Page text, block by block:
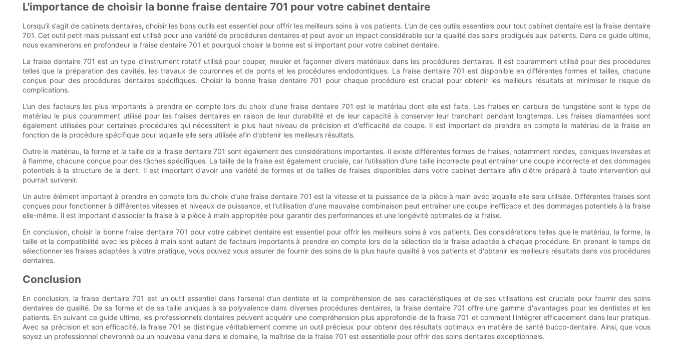
L'importance de choisir la bonne fraise dentaire 701 pour votre cabinet dentaire
Lorsqu’il s’agit de cabinets dentaires, choisir les bons outils est essentiel pour offrir les meilleurs soins à vos patients. L’un de ces outils essentiels pour tout cabinet dentaire est la fraise dentaire
701. Cet outil petit mais puissant est utilisé pour une variété de procédures dentaires et peut avoir un impact considérable sur la qualité des soins prodigués aux patients. Dans ce guide ultime,
nous examinerons en profondeur la fraise dentaire 701 et pourquoi choisir la bonne est si important pour votre cabinet dentaire.
La fraise dentaire 701 est un type d'instrument rotatif utilisé pour couper, meuler et façonner divers matériaux dans les procédures dentaires. Il est couramment utilisé pour des procédures
telles que la préparation des cavités, les travaux de couronnes et de ponts et les procédures endodontiques. La fraise dentaire 701 est disponible en différentes formes et tailles, chacune
conçue pour des procédures dentaires spécifiques. Choisir la bonne fraise dentaire 701 pour chaque procédure est crucial pour obtenir les meilleurs résultats et minimiser le risque de
complications.
L’un des facteurs les plus importants à prendre en compte lors du choix d’une fraise dentaire 701 est le matériau dont elle est faite. Les fraises en carbure de tungstène sont le type de
matériau le plus couramment utilisé pour les fraises dentaires en raison de leur durabilité et de leur capacité à conserver leur tranchant pendant longtemps. Les fraises diamantées sont
également utilisées pour certaines procédures qui nécessitent le plus haut niveau de précision et d'efficacité de coupe. Il est important de prendre en compte le matériau de la fraise en
fonction de la procédure spécifique pour laquelle elle sera utilisée afin d’obtenir les meilleurs résultats.
Outre le matériau, la forme et la taille de la fraise dentaire 701 sont également des considérations importantes. Il existe différentes formes de fraises, notamment rondes, coniques inversées et
à flamme, chacune conçue pour des tâches spécifiques. La taille de la fraise est également cruciale, car l’utilisation d’une taille incorrecte peut entraîner une coupe incorrecte et des dommages
potentiels à la structure de la dent. Il est important d'avoir une variété de formes et de tailles de fraises disponibles dans votre cabinet dentaire afin d'être préparé à toute intervention qui
pourrait survenir.
Un autre élément important à prendre en compte lors du choix d’une fraise dentaire 701 est la vitesse et la puissance de la pièce à main avec laquelle elle sera utilisée. Différentes fraises sont
conçues pour fonctionner à différentes vitesses et niveaux de puissance, et l'utilisation d'une mauvaise combinaison peut entraîner une coupe inefficace et des dommages potentiels à la fraise
elle-même. Il est important d'associer la fraise à la pièce à main appropriée pour garantir des performances et une longévité optimales de la fraise.
En conclusion, choisir la bonne fraise dentaire 701 pour votre cabinet dentaire est essentiel pour offrir les meilleurs soins à vos patients. Des considérations telles que le matériau, la forme, la
taille et la compatibilité avec les pièces à main sont autant de facteurs importants à prendre en compte lors de la sélection de la fraise adaptée à chaque procédure. En prenant le temps de
sélectionner les fraises adaptées à votre pratique, vous pouvez vous assurer de fournir des soins de la plus haute qualité à vos patients et d'obtenir les meilleurs résultats dans vos procédures
dentaires.
Conclusion
En conclusion, la fraise dentaire 701 est un outil essentiel dans l’arsenal d’un dentiste et la compréhension de ses caractéristiques et de ses utilisations est cruciale pour fournir des soins
dentaires de qualité. De sa forme et de sa taille uniques à sa polyvalence dans diverses procédures dentaires, la fraise dentaire 701 offre une gamme d'avantages pour les dentistes et les
patients. En suivant ce guide ultime, les professionnels dentaires peuvent acquérir une compréhension plus approfondie de la fraise 701 et comment l'intégrer efficacement dans leur pratique.
Avec sa précision et son efficacité, la fraise 701 se distingue véritablement comme un outil précieux pour obtenir des résultats optimaux en matière de santé bucco-dentaire. Ainsi, que vous
soyez un professionnel chevronné ou un nouveau venu dans le domaine, la maîtrise de la fraise 701 est essentielle pour offrir des soins dentaires exceptionnels.